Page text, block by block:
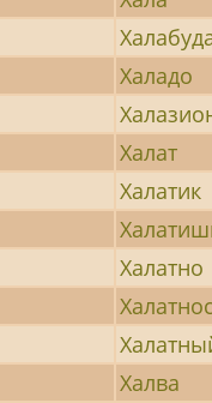
Халадо
Халат
Халатик
Халатно
Халва